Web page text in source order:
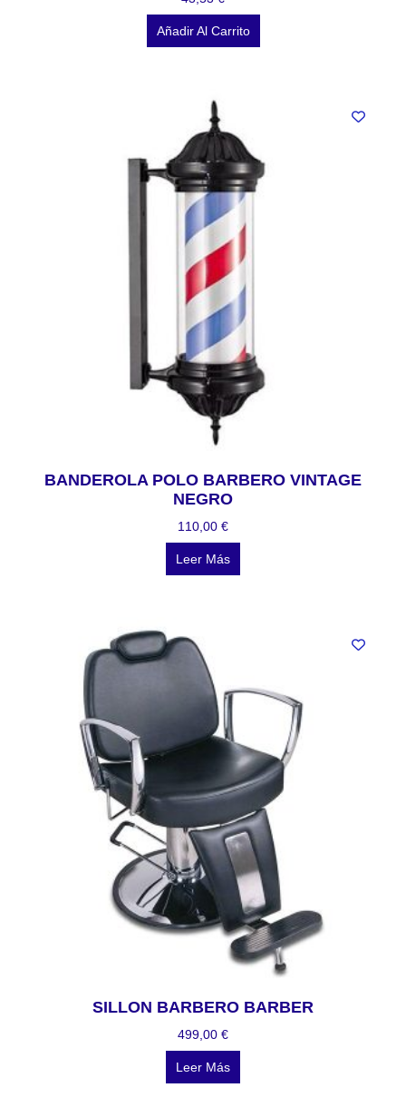
Añadir Al Carrito
BANDEROLA POLO BARBERO VINTAGE
NEGRO
110,00 €
Leer Más
SILLON BARBERO BARBER
499,00 €
Leer Más